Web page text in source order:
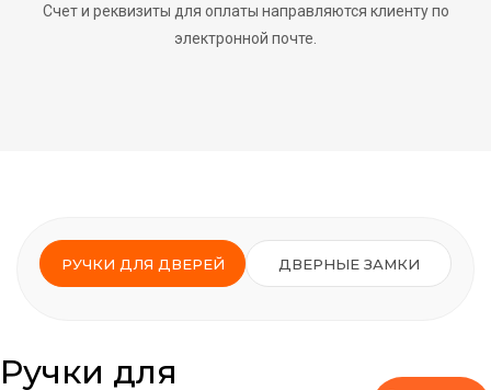
Счет и реквизиты для оплаты направляются клиенту по
электронной почте.
РУЧКИ ДЛЯ ДВЕРЕЙ ДВЕРНЫЕ ЗАМКИ
Ручки для